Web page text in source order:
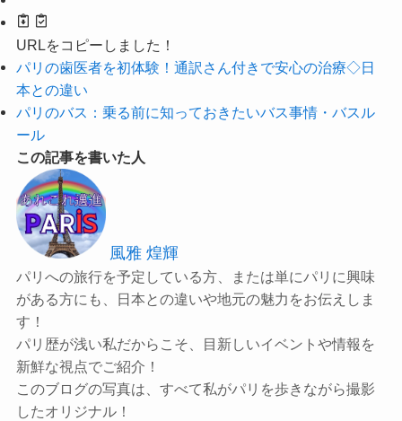
URLをコピーしました！
パリの歯医者を初体験！通訳さん付きで安心の治療◇日
本との違い
パリのバス：乗る前に知っておきたいバス事情・バスル
ール
この記事を書いた人
風雅 煌輝
パリへの旅行を予定している方、または単にパリに興味
がある方にも、日本との違いや地元の魅力をお伝えしま
す！
パリ歴が浅い私だからこそ、目新しいイベントや情報を
新鮮な視点でご紹介！
このブログの写真は、すべて私がパリを歩きながら撮影
したオリジナル！